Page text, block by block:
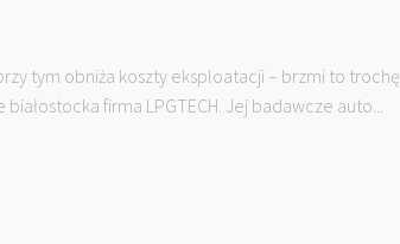
tym obniża koszty eksploatacji – brzmi to trochę
firma LPGTECH. Jej badawcze auto...